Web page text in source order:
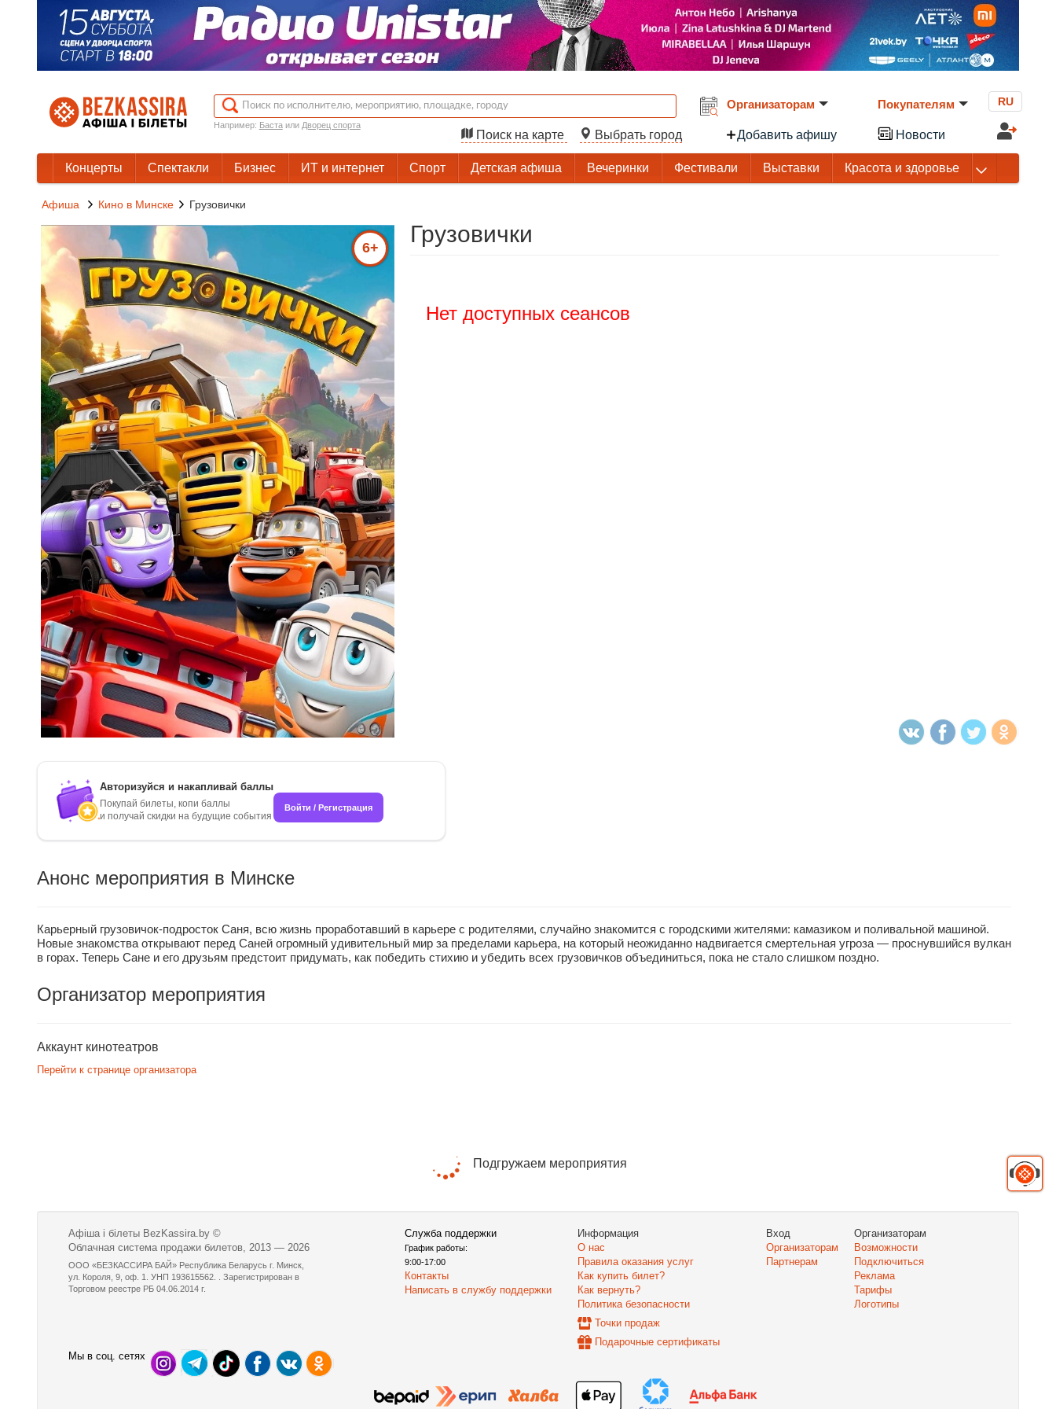
Например: Бастаили Дворец спорта
Поиск на карте Выбрать город
Организаторам
Добавить афишу
Покупателям
Новости
RU
Концерты Спектакли Бизнес ИТ и интернет Спорт Детская афиша Вечеринки Фестивали Выставки Красота и здоровье
Афиша Кино в Минске Грузовички
6+
Грузовички
Нет доступных сеансов
Авторизуйся и накапливай баллы
Покупай билеты, копи баллы
и получай скидки на будущие события
Войти / Регистрация
Анонс мероприятия в Минске
Карьерный грузовичок-подросток Саня, всю жизнь проработавший в карьере с родителями, случайно знакомится с городскими жителями: камазиком и поливальной машиной.
Новые знакомства открывают перед Саней огромный удивительный мир за пределами карьера, на который неожиданно надвигается смертельная угроза — проснувшийся вулкан
в горах. Теперь Сане и его друзьям предстоит придумать, как победить стихию и убедить всех грузовичков объединиться, пока не стало слишком поздно.
Организатор мероприятия
Аккаунт кинотеатров
Перейти к странице организатора
Подгружаем мероприятия
Афіша і білеты BezKassira.by ©
Облачная система продажи билетов, 2013 — 2026
ООО «БЕЗКАССИРА БАЙ» Республика Беларусь г. Минск,
ул. Короля, 9, оф. 1. УНП 193615562. . Зарегистрирован в
Торговом реестре РБ 04.06.2014 г.
Служба поддержки
График работы:
9:00-17:00
Контакты
Написать в службу поддержки
Информация
О нас
Правила оказания услуг
Как купить билет?
Как вернуть?
Политика безопасности
Точки продаж
Подарочные сертификаты
Вход
Организаторам
Партнерам
Организаторам
Возможности
Подключиться
Реклама
Тарифы
Логотипы
Мы в соц. сетях